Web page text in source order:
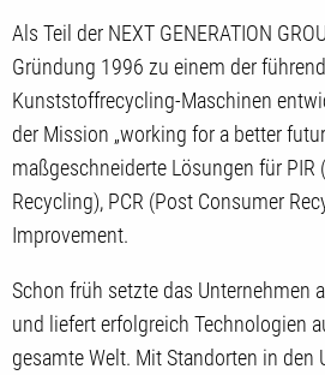
Als Teil der NEXT GENERATION
Gründung 1996 zu einem der
Kunststoffrecycling-Maschinen
der Mission „working for a better
maßgeschneiderte Lösungen für PIR
Recycling), PCR (Post Consumer
Improvement.
Schon früh setzte das Unternehmen
und liefert erfolgreich Technologien
gesamte Welt. Mit Standorten in den